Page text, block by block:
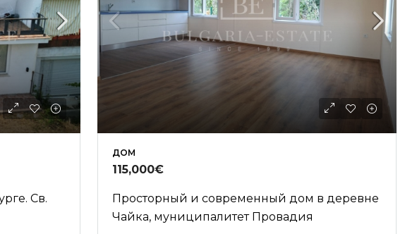
Св.
ДОМ
115,000€
Просторный и современный дом в деревне
Чайка, муниципалитет Провадия